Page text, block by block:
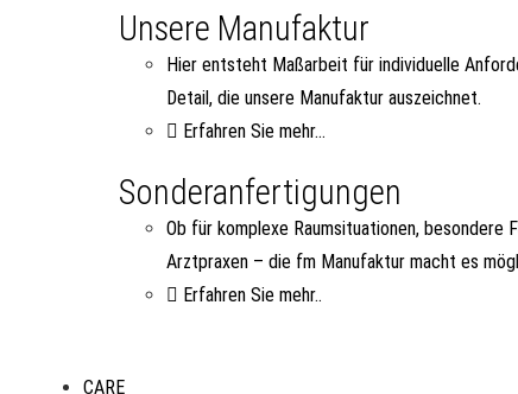
Unsere Manufaktur
Hier entsteht Maßarbeit für individuelle
Detail, die unsere Manufaktur auszeichnet.
Erfahren Sie mehr...
Sonderanfertigungen
Ob für komplexe Raumsituationen,
Arztpraxen – die fm Manufaktur macht es
Erfahren Sie mehr..
CARE